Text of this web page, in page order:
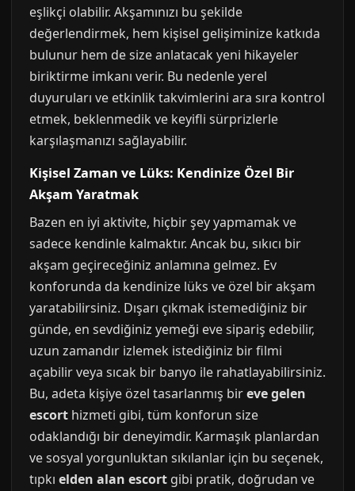
eşlikçi olabilir. Akşamınızı bu şekilde
değerlendirmek, hem kişisel gelişiminize katkıda
bulunur hem de size anlatacak yeni hikayeler
biriktirme imkanı verir. Bu nedenle yerel
duyuruları ve etkinlik takvimlerini ara sıra kontrol
etmek, beklenmedik ve keyifli sürprizlerle
karşılaşmanızı sağlayabilir.
Kişisel Zaman ve Lüks: Kendinize Özel Bir
Akşam Yaratmak
Bazen en iyi aktivite, hiçbir şey yapmamak ve
sadece kendinle kalmaktır. Ancak bu, sıkıcı bir
akşam geçireceğiniz anlamına gelmez. Ev
konforunda da kendinize lüks ve özel bir akşam
yaratabilirsiniz. Dışarı çıkmak istemediğiniz bir
günde, en sevdiğiniz yemeği eve sipariş edebilir,
uzun zamandır izlemek istediğiniz bir filmi
açabilir veya sıcak bir banyo ile rahatlayabilirsiniz.
Bu, adeta kişiye özel tasarlanmış bireve gelen
escort hizmeti gibi, tüm konforun size
odaklandığı bir deneyimdir. Karmaşık planlardan
ve sosyal yorgunluktan sıkılanlar için bu seçenek,
tıpkı elden alan escort gibi pratik, doğrudan ve